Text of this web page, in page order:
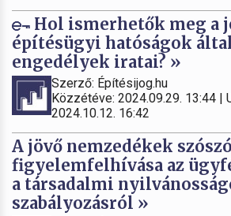
Hol ismerhetők meg a
építésügyi hatóságok
engedélyek iratai? »
Szerző: Építésijog.hu
Közzétéve: 2024.09.29. 13:44
2024.10.12. 16:42
A jövő nemzedékek
figyelemfelhívása az
a társadalmi
szabályozásról »